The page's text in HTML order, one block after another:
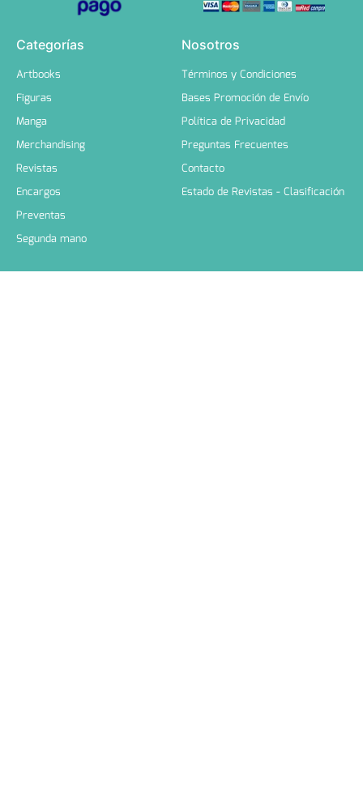
Categorías
Artbooks
Figuras
Manga
Merchandising
Revistas
Encargos
Preventas
Segunda mano
Nosotros
Términos y Condiciones
Bases Promoción de Envío
Política de Privacidad
Preguntas Frecuentes
Contacto
Estado de Revistas - Clasificación